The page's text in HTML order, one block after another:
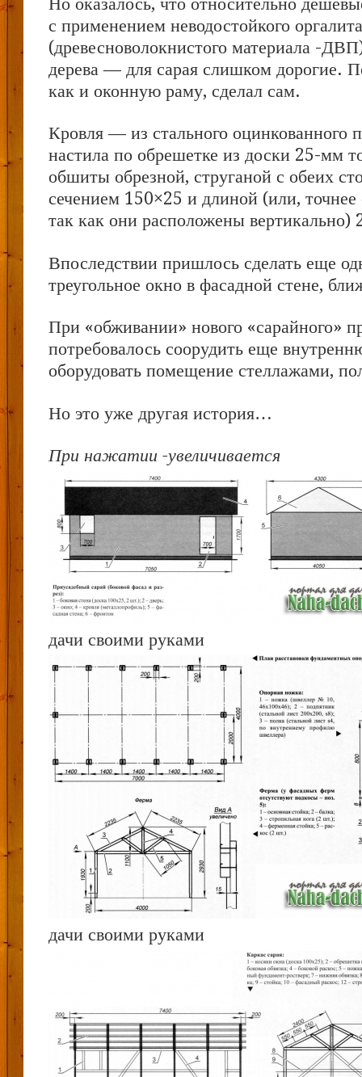
с применением неводостойкого оргалита
(древесноволокнистого материала -
дерева — для сарая слишком дорогие.
как и оконную раму, сделал сам.
Кровля — из стального оцинкованного
настила по обрешетке из доски 25-мм
обшиты обрезной, струганой с обеих
сечением 150×25 и длиной (или, точнее
так как они расположены
Впоследствии пришлось сделать еще
треугольное окно в фасадной стене,
При «обживании» нового «сарайного»
потребовалось соорудить еще
оборудовать помещение стеллажами,
Но это уже другая история…
При нажатии -увеличивается
дачи своими руками
дачи своими руками